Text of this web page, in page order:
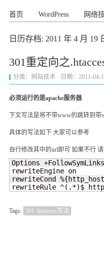
首页 WordPress 网络
日历存档: 2011 年 4 月 19
301重定向之
分类： 网站技术 日期：2011-04-
必须运行的是apache服务器
下文写法是将不带www的跳转到
具体的写法如下 大家可以参考
自行修改其中的url即可 如果不行
Options +FollowSymLinks
rewriteEngine on
rewriteCond
rewriteRule ^(.*)$
Tags: 301 .htaccess写法